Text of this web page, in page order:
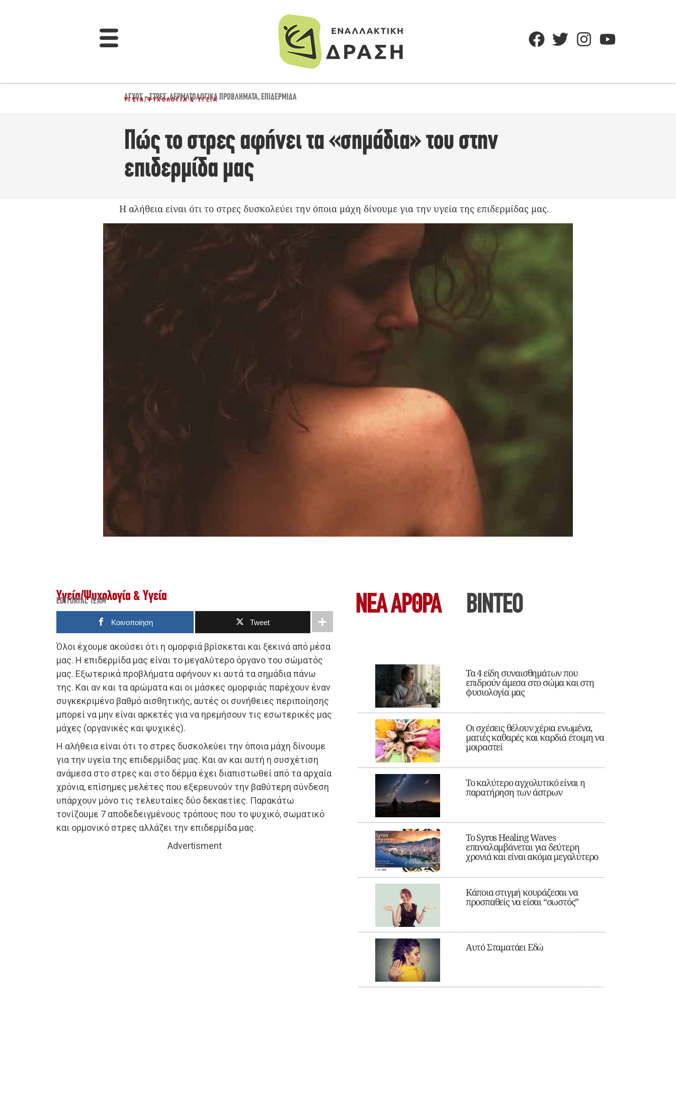
ΆΓΧΟΣ - ΣΤΡΕΣ,ΔΕΡΜΑΤΟΛΟΓΙΚΆ ΠΡΟΒΛΉΜΑΤΑ,ΕΠΙΔΕΡΜΊΔΑ
ΥΓΕΊΑ/ΨΥΧΟΛΟΓΊΑ & ΥΓΕΊΑ
Πώς το στρες αφήνει τα «σημάδια» του στην
επιδερμίδα μας
Η αλήθεια είναι ότι το στρες δυσκολεύει την όποια μάχη δίνουμε για την υγεία της επιδερμίδας μας.
Υγεία/Ψυχολογία & Υγεία
EDITORIAL TEAM
Κοινοποίηση Tweet
Όλοι έχουμε ακούσει ότι η ομορφιά βρίσκεται και ξεκινά από μέσα
μας. Η επιδερμίδα μας είναι το μεγαλύτερο όργανο του σώματός
μας. Εξωτερικά προβλήματα αφήνουν κι αυτά τα σημάδια πάνω
της. Και αν και τα αρώματα και οι μάσκες ομορφιάς παρέχουν έναν
συγκεκριμένο βαθμό αισθητικής, αυτές οι συνήθειες περιποίησης
μπορεί να μην είναι αρκετές για να ηρεμήσουν τις εσωτερικές μας
μάχες (οργανικές και ψυχικές).
Η αλήθεια είναι ότι το στρες δυσκολεύει την όποια μάχη δίνουμε
για την υγεία της επιδερμίδας μας. Και αν και αυτή η συσχέτιση
ανάμεσα στο στρες και στο δέρμα έχει διαπιστωθεί από τα αρχαία
χρόνια, επίσημες μελέτες που εξερευνούν την βαθύτερη σύνδεση
υπάρχουν μόνο τις τελευταίες δύο δεκαετίες. Παρακάτω
τονίζουμε 7 αποδεδειγμένους τρόπους που το ψυχικό, σωματικό
και ορμονικό στρες αλλάζει την επιδερμίδα μας.
Advertisment
ΝΕΑ ΆΡΘΡΑ ΒΙΝΤΕΟ
Τα 4 είδη συναισθημάτων που
επιδρούν άμεσα στο σώμα και στη
φυσιολογία μας
Οι σχέσεις θέλουν χέρια ενωμένα,
ματιές καθαρές και καρδιά έτοιμη να
μοιραστεί
Το καλύτερο αγχολυτικό είναι η
παρατήρηση των άστρων
Το Syros Healing Waves
επαναλαμβάνεται για δεύτερη
χρονιά και είναι ακόμα μεγαλύτερο
Κάποια στιγμή κουράζεσαι να
προσπαθείς να είσαι “σωστός”
Αυτό Σταματάει Εδώ